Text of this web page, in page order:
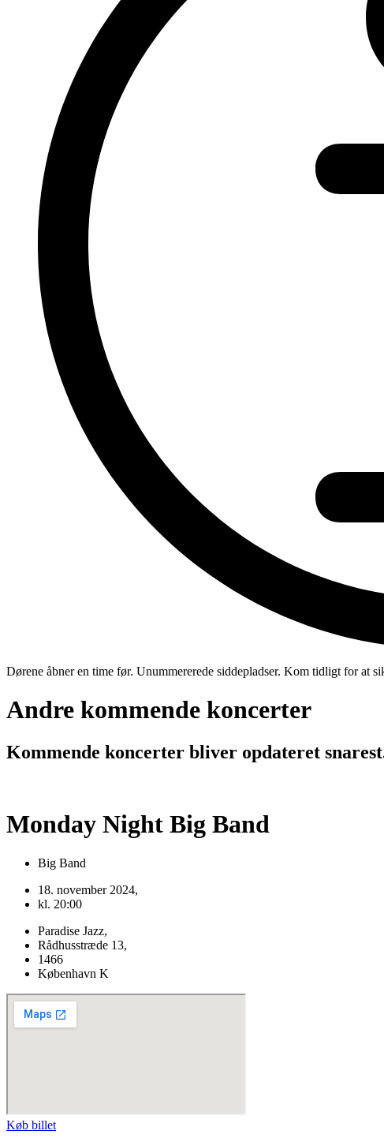
Dørene åbner en time før. Unummererede siddepladser. Kom tidligt for at
Andre kommende koncerter
Kommende koncerter bliver opdateret
Monday Night Big Band
Big Band
18. november 2024,
kl. 20:00
Paradise Jazz,
Rådhusstræde 13,
1466
København K
Køb billet